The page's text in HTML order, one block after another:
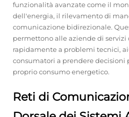
funzionalità avanzate come il
dell'energia, il rilevamento di
comunicazione bidirezionale.
permettono alle aziende di servizi
rapidamente a problemi tecnici,
consumatori a prendere
proprio consumo energetico.
Reti di